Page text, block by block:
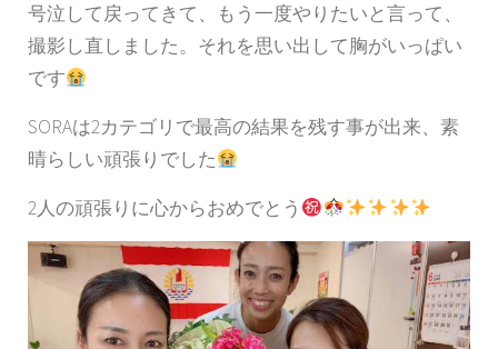
号泣して戻ってきて、もう一度やりたいと言って、
撮影し直しました。それを思い出して胸がいっぱい
です
SORAは2カテゴリで最高の結果を残す事が出来、素
晴らしい頑張りでした
2人の頑張りに心からおめでとう